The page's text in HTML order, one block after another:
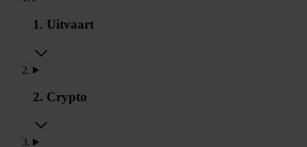
1. Uitvaart
2. Crypto